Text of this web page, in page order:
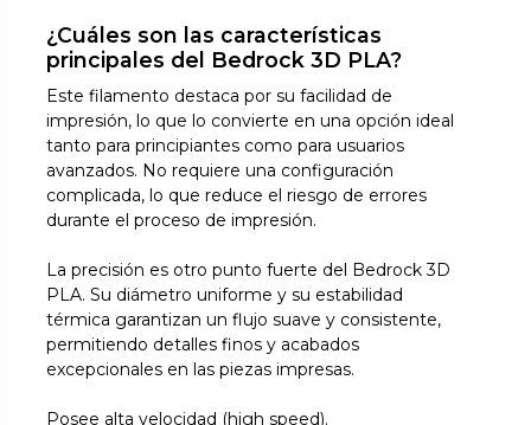
¿Cuáles son las características
principales del Bedrock 3D PLA?
Este filamento destaca por su facilidad de
impresión, lo que lo convierte en una opción ideal
tanto para principiantes como para usuarios
avanzados. No requiere una configuración
complicada, lo que reduce el riesgo de errores
durante el proceso de impresión.
La precisión es otro punto fuerte del Bedrock 3D
PLA. Su diámetro uniforme y su estabilidad
térmica garantizan un flujo suave y consistente,
permitiendo detalles finos y acabados
excepcionales en las piezas impresas.
Posee alta velocidad (high speed).